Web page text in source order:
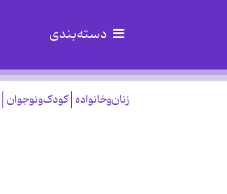
دسته‌بندی
زنان‌وخانواده کودک‌ونوجوان